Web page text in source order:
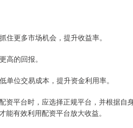
更多市场机会，提升收益率。
高的回报。
位交易成本，提升资金利用率。
平台时，应选择正规平台，并根据自
有效利用配资平台放大收益。